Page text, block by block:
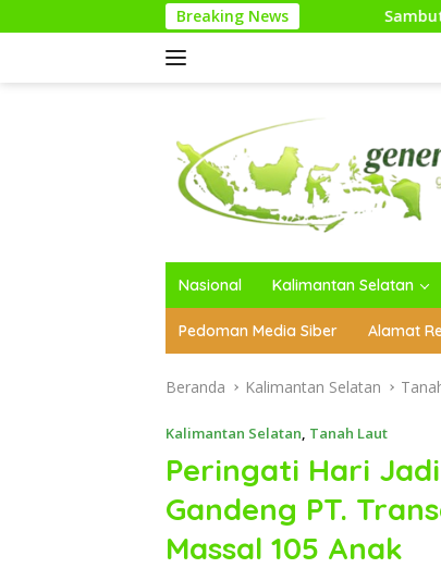
ke
Breaking News
Sambut HUT Kodam XXI/
Nasional Kalimantan Selatan
Pedoman Media Siber Alamat
Beranda Kalimantan Selatan
Kalimantan Selatan, Tanah Laut
Peringati Hari
Gandeng PT.
Massal 105 Anak